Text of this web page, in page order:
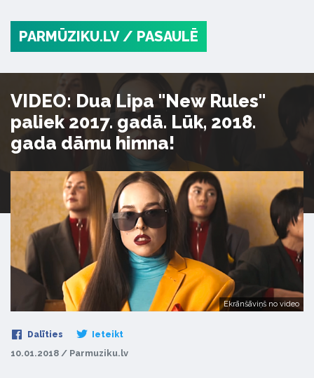
PARMŪZIKU.LV / PASAULĒ
VIDEO: Dua Lipa "New Rules"
paliek 2017. gadā. Lūk, 2018.
gada dāmu himna!
Ekrānšāviņš no video
Dalīties Ieteikt
10.01.2018 / Parmuziku.lv